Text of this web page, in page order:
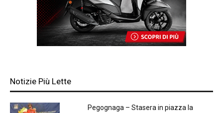
Notizie Più Lette
Pegognaga – Stasera in piazza la